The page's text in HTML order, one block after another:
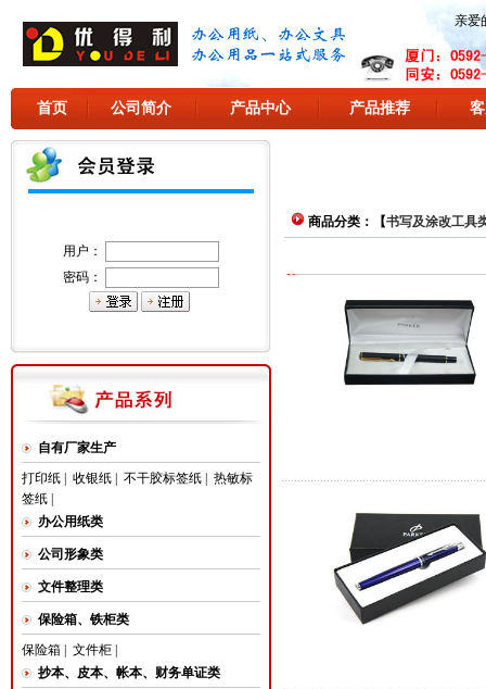
亲爱
首页 公司简介 产品中心 产品推荐
用户：
密码：
自有厂家生产
打印纸| 收银纸| 不干胶标签纸| 热敏标
签纸|
办公用纸类
公司形象类
文件整理类
保险箱、铁柜类
保险箱| 文件柜|
抄本、皮本、帐本、财务单证类
商品分类：【书写及涂改工具